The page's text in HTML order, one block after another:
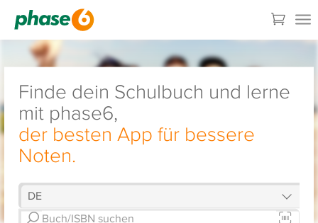
Finde dein Schulbuch und lerne
mit phase6,
der besten App für bessere
Noten.